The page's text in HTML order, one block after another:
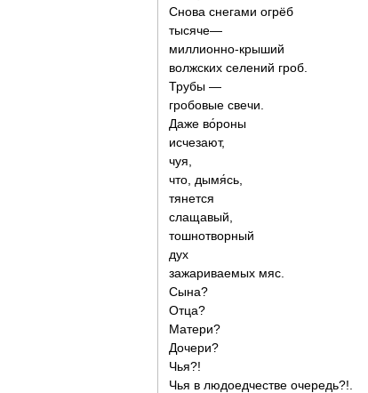
Снова снегами огрёб
тысяче—
миллионно-крыший
волжских селений гроб.
Трубы —
гробовые свечи.
Даже во́роны
исчезают,
чуя,
что, дымя́сь,
тянется
слащавый,
тошнотворный
дух
зажариваемых мяс.
Сына?
Отца?
Матери?
Дочери?
Чья?!
Чья в людоедчестве очередь?!.